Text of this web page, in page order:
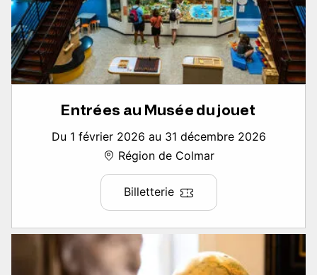
Entrées au Musée du jouet
Du 1 février 2026 au 31 décembre 2026
Région de Colmar
Billetterie